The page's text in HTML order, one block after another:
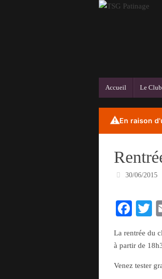
Accueil Le Club
⚠️En raison
30/06/2015
Fa
bo
T
La rentrée du
à partir de
Venez tester